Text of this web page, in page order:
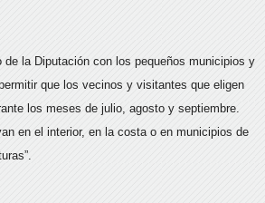
la Diputación con los pequeños municipios y
que los vecinos y visitantes que eligen
los meses de julio, agosto y septiembre.
en el interior, en la costa o en municipios de